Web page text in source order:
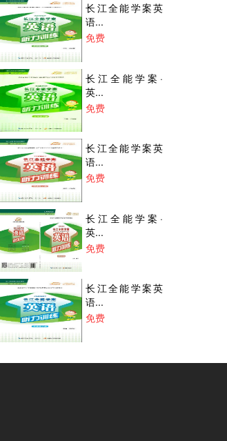
长江全能学案英
语...
免费
长江全能学案·
英...
免费
长江全能学案英
语...
免费
长江全能学案·
英...
免费
长江全能学案英
语...
免费